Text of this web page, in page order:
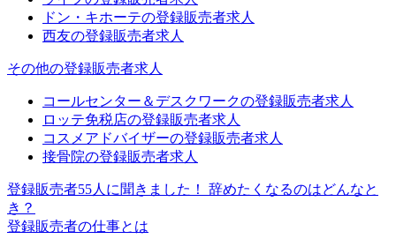
ドン・キホーテの登録販売者求人
西友の登録販売者求人
その他の登録販売者求人
コールセンター＆デスクワークの登録販売者求人
ロッテ免税店の登録販売者求人
コスメアドバイザーの登録販売者求人
接骨院の登録販売者求人
登録販売者55人に聞きました！ 辞めたくなるのはどんなと
き？
登録販売者の仕事とは